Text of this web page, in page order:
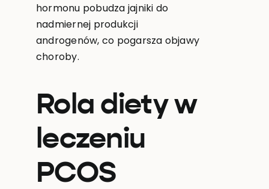
hormonu pobudza jajniki do
nadmiernej produkcji
androgenów, co pogarsza objawy
choroby.
Rola diety w
leczeniu
PCOS